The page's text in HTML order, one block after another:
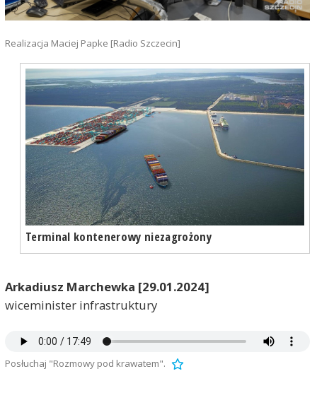
Realizacja Maciej Papke [Radio Szczecin]
Terminal kontenerowy niezagrożony
Arkadiusz Marchewka [29.01.2024]
wiceminister infrastruktury
Posłuchaj "Rozmowy pod krawatem".